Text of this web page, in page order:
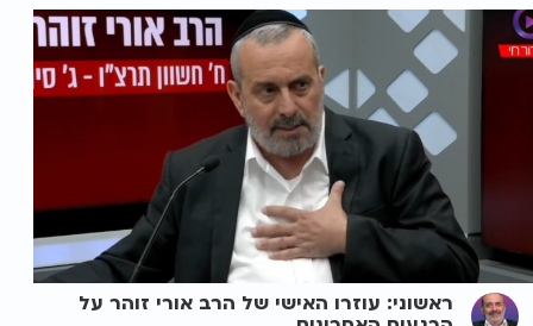
ראשוני: עוזרו האישי של הרב אורי זוהר על